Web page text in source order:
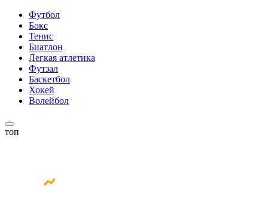
Футбол
Бокс
Тенис
Биатлон
Легкая атлетика
Футзал
Баскетбол
Хокей
Волейбол
топ